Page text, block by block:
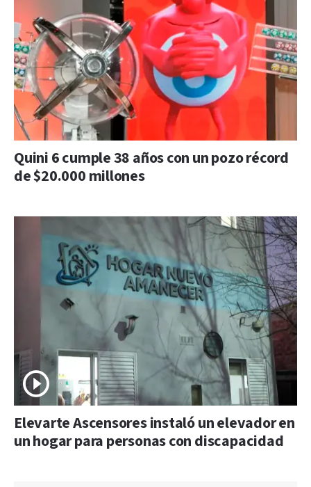
Quini 6 cumple 38 años con un pozo récord
de $20.000 millones
Elevarte Ascensores instaló un elevador en
un hogar para personas con discapacidad